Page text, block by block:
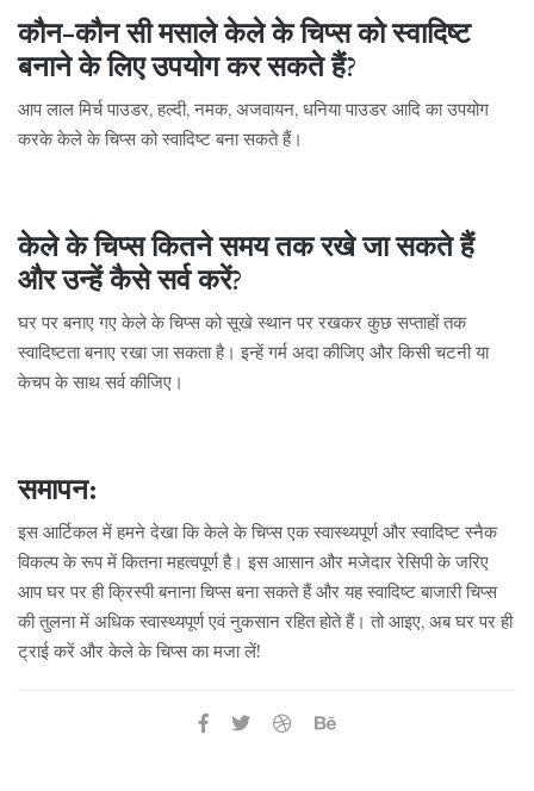
कौन-कौन सी मसाले केले के चिप्स को स्वादिष्ट
बनाने के लिए उपयोग कर सकते हैं?
आप लाल मिर्च पाउडर, हल्दी, नमक, अजवायन, धनिया पाउडर आदि का उपयोग
करके केले के चिप्स को स्वादिष्ट बना सकते हैं।
केले के चिप्स कितने समय तक रखे जा सकते हैं
और उन्हें कैसे सर्व करें?
घर पर बनाए गए केले के चिप्स को सूखे स्थान पर रखकर कुछ सप्ताहों तक
स्वादिष्टता बनाए रखा जा सकता है। इन्हें गर्म अदा कीजिए और किसी चटनी या
केचप के साथ सर्व कीजिए।
समापन:
इस आर्टिकल में हमने देखा कि केले के चिप्स एक स्वास्थ्यपूर्ण और स्वादिष्ट स्नैक
विकल्प के रूप में कितना महत्वपूर्ण है। इस आसान और मजेदार रेसिपी के जरिए
आप घर पर ही क्रिस्पी बनाना चिप्स बना सकते हैं और यह स्वादिष्ट बाजारी चिप्स
की तुलना में अधिक स्वास्थ्यपूर्ण एवं नुकसान रहित होते हैं। तो आइए, अब घर पर ही
ट्राई करें और केले के चिप्स का मजा लें!